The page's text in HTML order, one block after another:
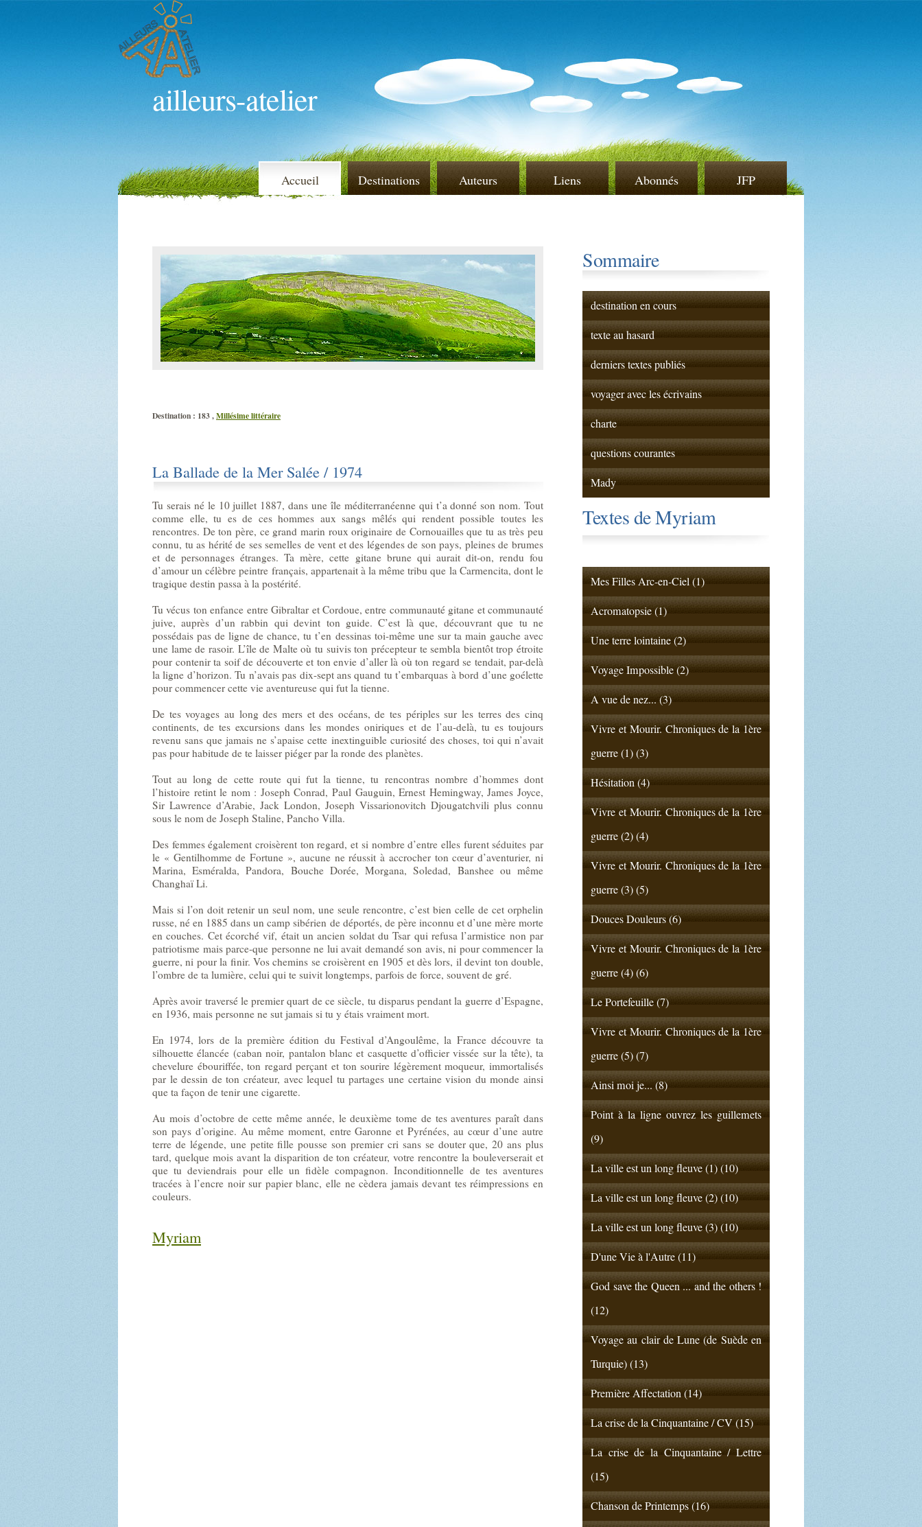
ailleurs-atelier
Accueil Destinations Auteurs Liens Abonnés JFP
Sommaire
destination en cours
texte au hasard
derniers textes publiés
voyager avec les écrivains
charte
questions courantes
Mady
Textes de Myriam
Mes Filles Arc-en-Ciel (1)
Acromatopsie (1)
Une terre lointaine (2)
Voyage Impossible (2)
A vue de nez... (3)
Vivre et Mourir. Chroniques de la 1ère
guerre (1) (3)
Hésitation (4)
Vivre et Mourir. Chroniques de la 1ère
guerre (2) (4)
Vivre et Mourir. Chroniques de la 1ère
guerre (3) (5)
Douces Douleurs (6)
Vivre et Mourir. Chroniques de la 1ère
guerre (4) (6)
Le Portefeuille (7)
Vivre et Mourir. Chroniques de la 1ère
guerre (5) (7)
Ainsi moi je... (8)
Point à la ligne ouvrez les guillemets
(9)
La ville est un long fleuve (1) (10)
La ville est un long fleuve (2) (10)
La ville est un long fleuve (3) (10)
D'une Vie à l'Autre (11)
God save the Queen ... and the others !
(12)
Voyage au clair de Lune (de Suède en
Turquie) (13)
Première Affectation (14)
La crise de la Cinquantaine / CV (15)
La crise de la Cinquantaine / Lettre
(15)
Chanson de Printemps (16)
Destination : 183 ,Millésime littéraire
La Ballade de la Mer Salée / 1974
Tu serais né le 10 juillet 1887, dans une île méditerranéenne qui t’a donné son nom. Tout
comme elle, tu es de ces hommes aux sangs mêlés qui rendent possible toutes les
rencontres. De ton père, ce grand marin roux originaire de Cornouailles que tu as très peu
connu, tu as hérité de ses semelles de vent et des légendes de son pays, pleines de brumes
et de personnages étranges. Ta mère, cette gitane brune qui aurait dit-on, rendu fou
d’amour un célèbre peintre français, appartenait à la même tribu que la Carmencita, dont le
tragique destin passa à la postérité.
Tu vécus ton enfance entre Gibraltar et Cordoue, entre communauté gitane et communauté
juive, auprès d’un rabbin qui devint ton guide. C’est là que, découvrant que tu ne
possédais pas de ligne de chance, tu t’en dessinas toi-même une sur ta main gauche avec
une lame de rasoir. L’île de Malte où tu suivis ton précepteur te sembla bientôt trop étroite
pour contenir ta soif de découverte et ton envie d’aller là où ton regard se tendait, par-delà
la ligne d’horizon. Tu n’avais pas dix-sept ans quand tu t’embarquas à bord d’une goélette
pour commencer cette vie aventureuse qui fut la tienne.
De tes voyages au long des mers et des océans, de tes périples sur les terres des cinq
continents, de tes excursions dans les mondes oniriques et de l’au-delà, tu es toujours
revenu sans que jamais ne s’apaise cette inextinguible curiosité des choses, toi qui n’avait
pas pour habitude de te laisser piéger par la ronde des planètes.
Tout au long de cette route qui fut la tienne, tu rencontras nombre d’hommes dont
l’histoire retint le nom : Joseph Conrad, Paul Gauguin, Ernest Hemingway, James Joyce,
Sir Lawrence d’Arabie, Jack London, Joseph Vissarionovitch Djougatchvili plus connu
sous le nom de Joseph Staline, Pancho Villa.
Des femmes également croisèrent ton regard, et si nombre d’entre elles furent séduites par
le « Gentilhomme de Fortune », aucune ne réussit à accrocher ton cœur d’aventurier, ni
Marina, Esméralda, Pandora, Bouche Dorée, Morgana, Soledad, Banshee ou même
Changhaï Li.
Mais si l’on doit retenir un seul nom, une seule rencontre, c’est bien celle de cet orphelin
russe, né en 1885 dans un camp sibérien de déportés, de père inconnu et d’une mère morte
en couches. Cet écorché vif, était un ancien soldat du Tsar qui refusa l’armistice non par
patriotisme mais parce-que personne ne lui avait demandé son avis, ni pour commencer la
guerre, ni pour la finir. Vos chemins se croisèrent en 1905 et dès lors, il devint ton double,
l’ombre de ta lumière, celui qui te suivit longtemps, parfois de force, souvent de gré.
Après avoir traversé le premier quart de ce siècle, tu disparus pendant la guerre d’Espagne,
en 1936, mais personne ne sut jamais si tu y étais vraiment mort.
En 1974, lors de la première édition du Festival d’Angoulême, la France découvre ta
silhouette élancée (caban noir, pantalon blanc et casquette d’officier vissée sur la tête), ta
chevelure ébouriffée, ton regard perçant et ton sourire légèrement moqueur, immortalisés
par le dessin de ton créateur, avec lequel tu partages une certaine vision du monde ainsi
que ta façon de tenir une cigarette.
Au mois d’octobre de cette même année, le deuxième tome de tes aventures paraît dans
son pays d’origine. Au même moment, entre Garonne et Pyrénées, au cœur d’une autre
terre de légende, une petite fille pousse son premier cri sans se douter que, 20 ans plus
tard, quelque mois avant la disparition de ton créateur, votre rencontre la bouleverserait et
que tu deviendrais pour elle un fidèle compagnon. Inconditionnelle de tes aventures
tracées à l’encre noir sur papier blanc, elle ne cèdera jamais devant tes réimpressions en
couleurs.
Myriam